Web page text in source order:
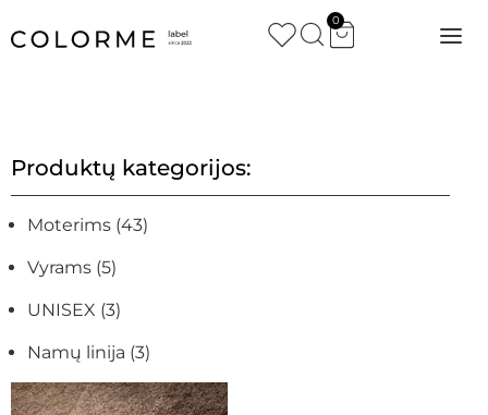
0
Produktų kategorijos:
Moterims (43)
Vyrams (5)
UNISEX (3)
Namų linija (3)